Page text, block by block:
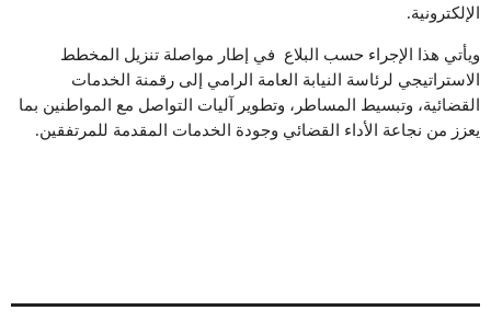
الإلكترونية.
ويأتي هذا الإجراء حسب البلاع في إطار مواصلة تنزيل المخطط
الاستراتيجي لرئاسة النيابة العامة الرامي إلى رقمنة الخدمات
القضائية، وتبسيط المساطر، وتطوير آليات التواصل مع المواطنين بما
يعزز من نجاعة الأداء القضائي وجودة الخدمات المقدمة للمرتفقين.